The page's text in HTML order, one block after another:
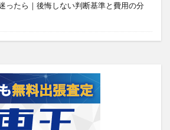
ったら｜後悔しない判断基準と費用の分